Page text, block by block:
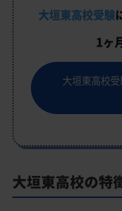
大垣東高校受験
1ヶ
大垣東高校
大垣東高校の特